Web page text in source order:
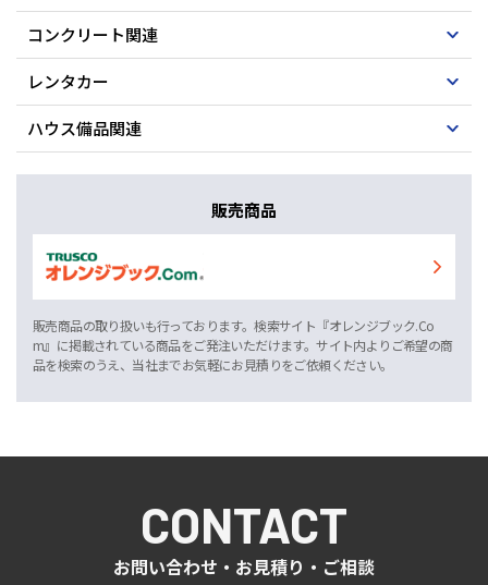
コンクリート関連
レンタカー
ハウス備品関連
販売商品
販売商品の取り扱いも行っております。検索サイト『オレンジブック.Co
m』に掲載されている商品をご発注いただけます。サイト内よりご希望の商
品を検索のうえ、当社までお気軽にお見積りをご依頼ください。
CONTACT
お問い合わせ・お見積り・ご相談